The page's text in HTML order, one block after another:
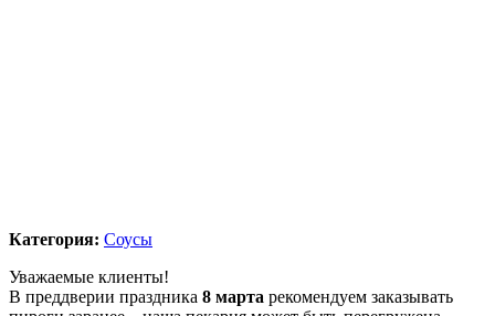
Категория: Соусы
Уважаемые клиенты!
В преддверии праздника 8 марта рекомендуем заказывать